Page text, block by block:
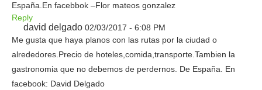
España.En facebbok –Flor mateos gonzalez
Reply
david delgado 02/03/2017 - 6:08 PM
Me gusta que haya planos con las rutas por la ciudad o
alrededores.Precio de hoteles,comida,transporte.Tambien la
gastronomia que no debemos de perdernos. De España. En
facebook: David Delgado